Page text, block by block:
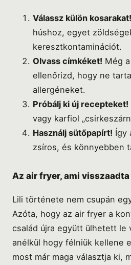
Válassz külön kosarakat!
húshoz, egyet
keresztkontaminációt.
Olvass címkéket! Még
ellenőrizd, hogy ne
allergéneket.
Próbálj ki új recepteket!
vagy karfiol
Használj sütőpapírt! Így
zsíros, és könnyebben
Az air fryer, ami
Lili története nem csupán
Azóta, hogy az air fryer a
család újra együtt ülhetett le
anélkül hogy félniük kellene
most már maga választja ki,